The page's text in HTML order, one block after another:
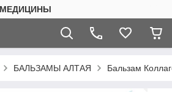
БАЛЬЗАМЫ АЛТАЯ Бальзам